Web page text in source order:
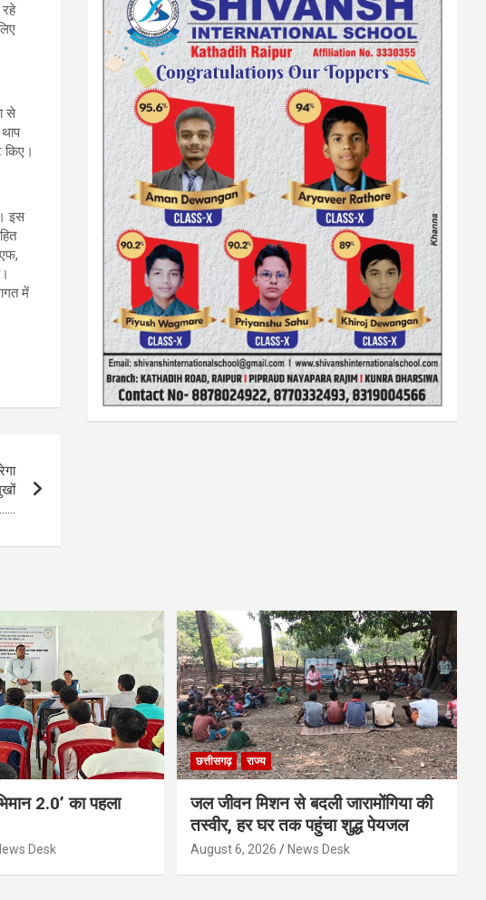
रहे
से
किए।
इस
में
2.0’ का पहला
Desk
छत्तीसगढ़ राज्य
जल जीवन मिशन से बदली जारामोंगिया की
तस्वीर, हर घर तक पहुंचा शुद्ध पेयजल
August 6, 2026 News Desk